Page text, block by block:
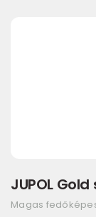
JUPOL
Magas